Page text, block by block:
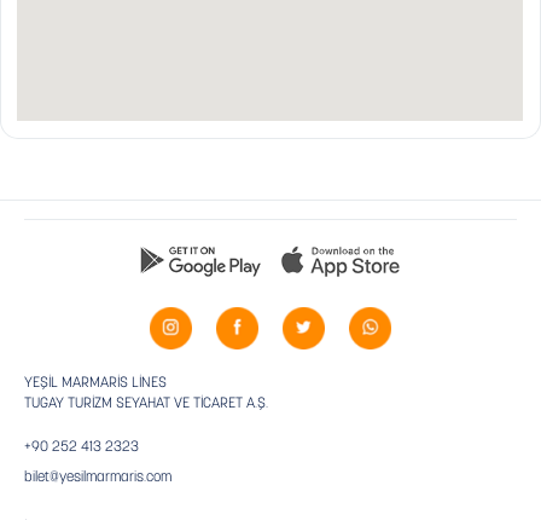
YEŞİL MARMARİS LİNES
TUGAY TURİZM SEYAHAT VE TİCARET A.Ş.
+90 252 413 2323
bilet@yesilmarmaris.com